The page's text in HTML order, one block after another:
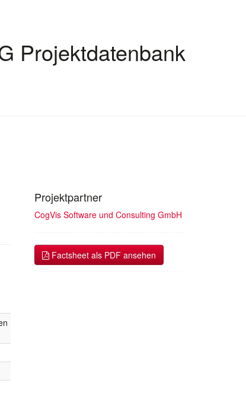
Projektdatenbank
Projektpartner
CogVis Software und Consulting GmbH
Factsheet als PDF ansehen